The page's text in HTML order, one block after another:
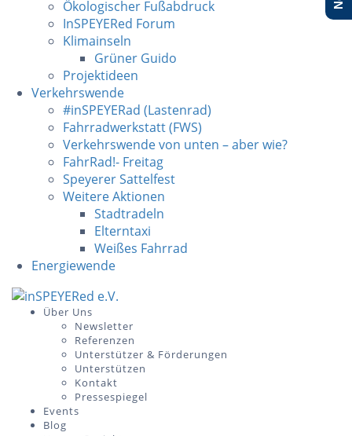
Ökologischer Fußabdruck
InSPEYERed Forum
Klimainseln
Grüner Guido
Projektideen
Verkehrswende
#inSPEYERad (Lastenrad)
Fahrradwerkstatt (FWS)
Verkehrswende von unten – aber wie?
FahrRad!- Freitag
Speyerer Sattelfest
Weitere Aktionen
Stadtradeln
Elterntaxi
Weißes Fahrrad
Energiewende
Skip
Über Uns
Newsletter
Referenzen
Unterstützer & Förderungen
Unterstützen
Kontakt
Pressespiegel
Events
Blog